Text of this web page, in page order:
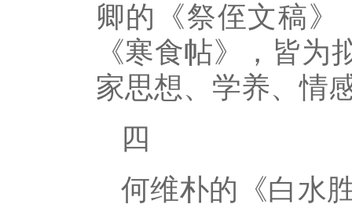
卿的《祭侄文稿
《寒食帖》，皆
家思想、学养、情
四
何维朴的《白水